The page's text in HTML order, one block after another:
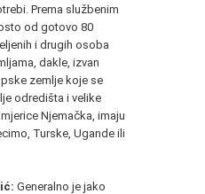
Prema službenim
od gotovo 80
i drugih osoba
dakle, izvan
zemlje koje se
odredišta i velike
Njemačka, imaju
Turske, Ugande ili
Generalno je jako